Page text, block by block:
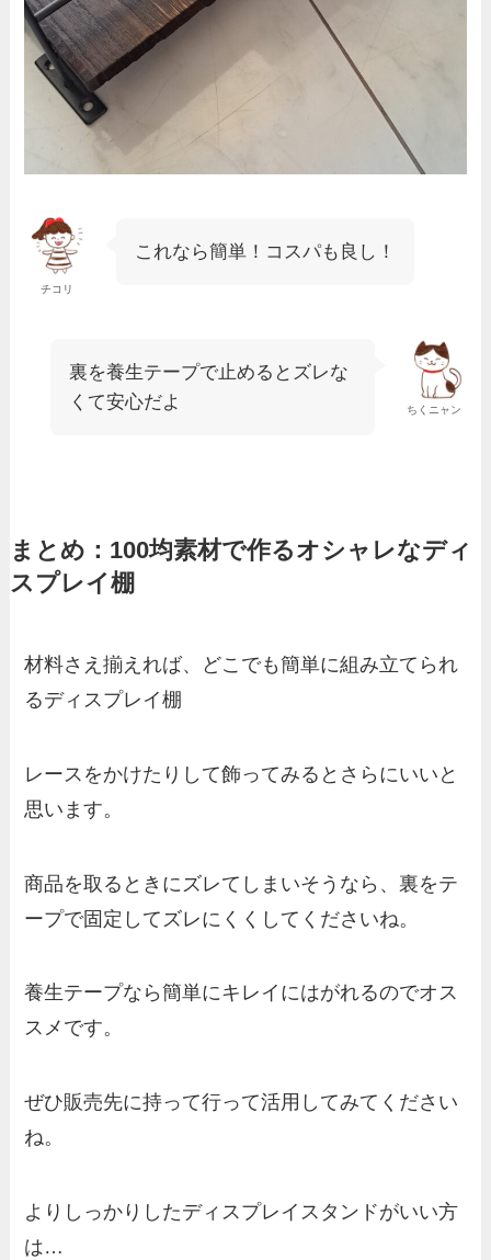
チコリ
これなら簡単！コスパも良し！
ちくニャン
裏を養生テープで止めるとズレな
くて安心だよ
まとめ：100均素材で作るオシャレなディ
スプレイ棚
材料さえ揃えれば、どこでも簡単に組み立てられ
るディスプレイ棚
レースをかけたりして飾ってみるとさらにいいと
思います。
商品を取るときにズレてしまいそうなら、裏をテ
ープで固定してズレにくくしてくださいね。
養生テープなら簡単にキレイにはがれるのでオス
スメです。
ぜひ販売先に持って行って活用してみてください
ね。
よりしっかりしたディスプレイスタンドがいい方
は…